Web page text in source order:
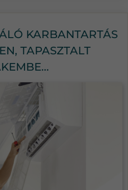
KARBANTARTÁS
TAPASZTALT